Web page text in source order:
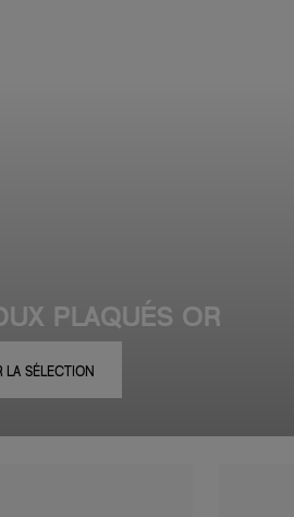
PLAQUÉS OR
LA SÉLECTION